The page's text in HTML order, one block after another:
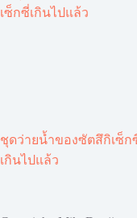
ชุดว่ายน้ำของซัตสึกิเซ็ก
เกินไปแล้ว